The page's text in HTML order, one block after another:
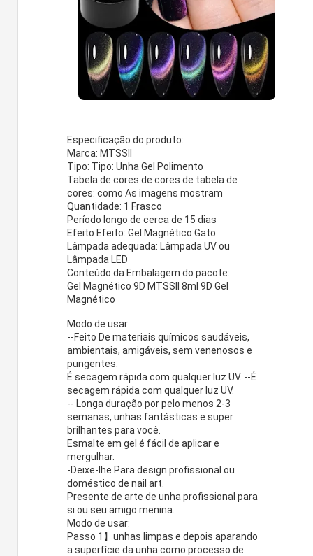
Especificação do produto:
Marca: MTSSII
Tipo: Tipo: Unha Gel Polimento
Tabela de cores de cores de tabela de
cores: como As imagens mostram
Quantidade: 1 Frasco
Período longo de cerca de 15 dias
Efeito Efeito: Gel Magnético Gato
Lâmpada adequada: Lâmpada UV ou
Lâmpada LED
Conteúdo da Embalagem do pacote:
Gel Magnético 9D MTSSII 8ml 9D Gel
Magnético
Modo de usar:
--Feito De materiais químicos saudáveis,
ambientais, amigáveis, sem venenosos e
pungentes.
É secagem rápida com qualquer luz UV. --É
secagem rápida com qualquer luz UV.
-- Longa duração por pelo menos 2-3
semanas, unhas fantásticas e super
brilhantes para você.
Esmalte em gel é fácil de aplicar e
mergulhar.
-Deixe-lhe Para design profissional ou
doméstico de nail art.
Presente de arte de unha profissional para
si ou seu amigo menina.
Modo de usar:
Passo 1】unhas limpas e depois aparando
a superfície da unha como processo de